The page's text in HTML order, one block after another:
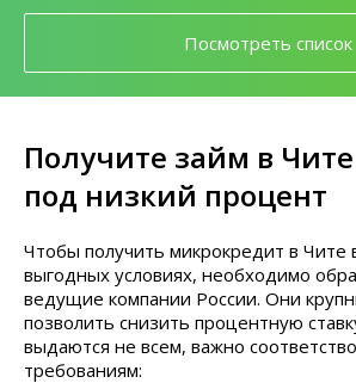
Посмотреть список
Получите займ в
под низкий процент
Чтобы получить микрокредит в
выгодных условиях, необходимо
ведущие компании России. Они
позволить снизить процентную
выдаются не всем, важно
требованиям: